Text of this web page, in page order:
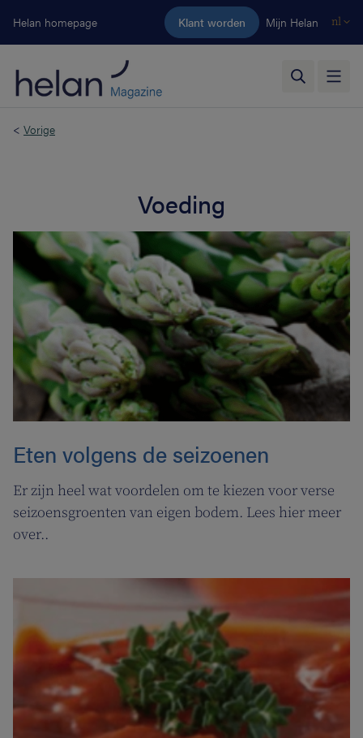
Ga naar de hoofdinhoud
Helan homepage Klant worden Mijn Helan nl
< Vorige
Voeding
Eten volgens de seizoenen
Er zijn heel wat voordelen om te kiezen voor verse
seizoensgroenten van eigen bodem. Lees hier meer
over..